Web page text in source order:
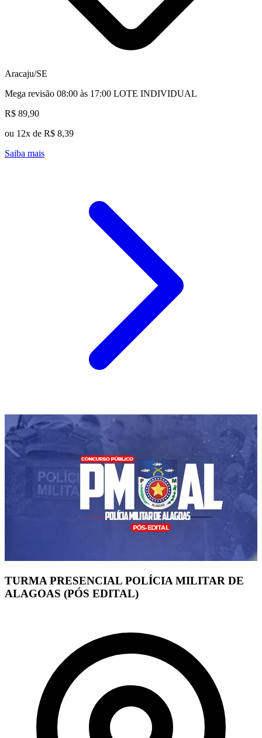
Aracaju/SE
Mega revisão 08:00 às 17:00 LOTE INDIVIDUAL
R$ 89,90
ou 12x de R$ 8,39
Saiba mais
TURMA PRESENCIAL POLÍCIA MILITAR DE
ALAGOAS (PÓS EDITAL)